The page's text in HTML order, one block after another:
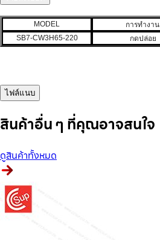
MODEL การทำงาน
SB7-CW3H65-220
กดปล่อย
ไฟล์แนบ
สินค้าอื่น ๆ ที่คุณอาจสนใจ
ดูสินค้าทั้งหมด